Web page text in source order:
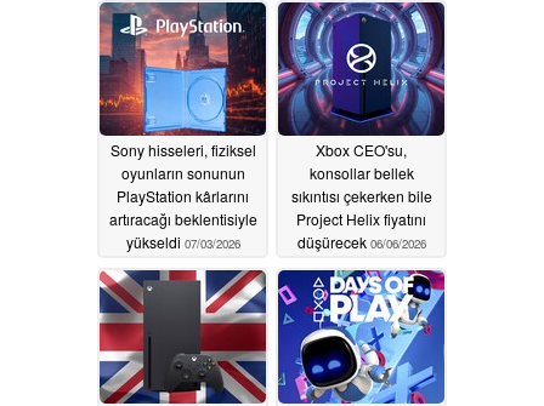
Sony hisseleri, fiziksel
oyunların sonunun
PlayStation kârlarını
artıracağı beklentisiyle
yükseldi 07/03/2026
Xbox CEO'su,
konsollar bellek
sıkıntısı çekerken bile
Project Helix fiyatını
düşürecek 06/06/2026